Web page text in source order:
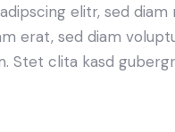
elitr, sed
erat, sed diam
Stet clita kasd